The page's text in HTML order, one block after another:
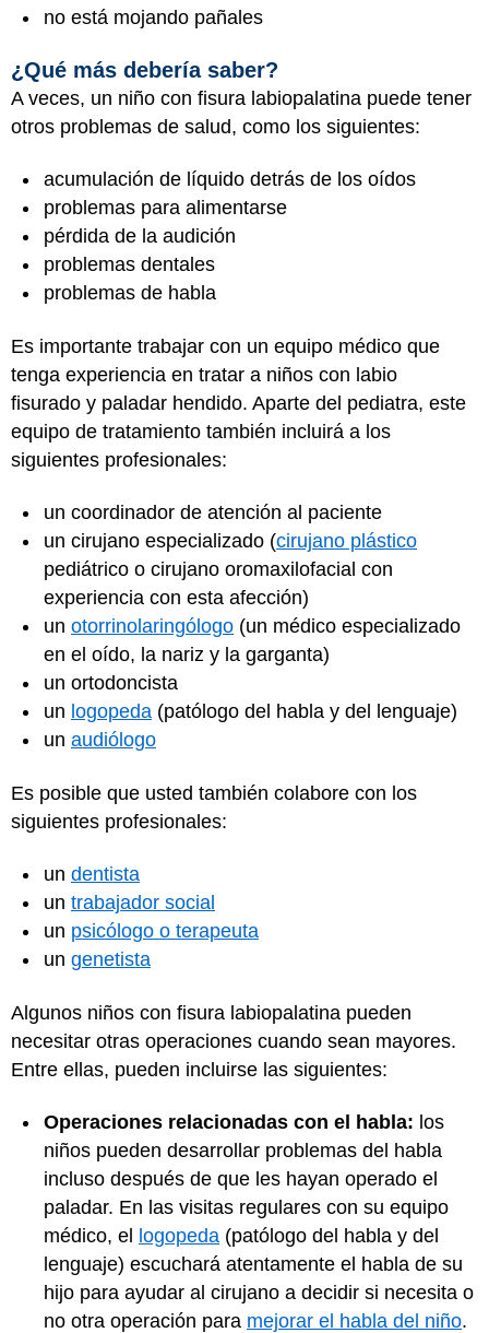
no está mojando pañales
¿Qué más debería saber?
A veces, un niño con fisura labiopalatina puede tener
otros problemas de salud, como los siguientes:
acumulación de líquido detrás de los oídos
problemas para alimentarse
pérdida de la audición
problemas dentales
problemas de habla
Es importante trabajar con un equipo médico que
tenga experiencia en tratar a niños con labio
fisurado y paladar hendido. Aparte del pediatra, este
equipo de tratamiento también incluirá a los
siguientes profesionales:
un coordinador de atención al paciente
un cirujano especializado (cirujano plástico
pediátrico o cirujano oromaxilofacial con
experiencia con esta afección)
un otorrinolaringólogo (un médico especializado
en el oído, la nariz y la garganta)
un ortodoncista
un logopeda (patólogo del habla y del lenguaje)
un audiólogo
Es posible que usted también colabore con los
siguientes profesionales:
un dentista
un trabajador social
un psicólogo o terapeuta
un genetista
Algunos niños con fisura labiopalatina pueden
necesitar otras operaciones cuando sean mayores.
Entre ellas, pueden incluirse las siguientes:
Operaciones relacionadas con el habla: los
niños pueden desarrollar problemas del habla
incluso después de que les hayan operado el
paladar. En las visitas regulares con su equipo
médico, el
logopeda (patólogo del habla y del
lenguaje) escuchará atentamente el habla de su
hijo para ayudar al cirujano a decidir si necesita o
no otra operación para mejorar el habla del niño.